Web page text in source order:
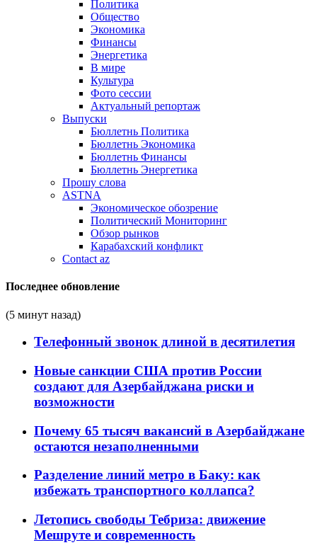
Политика
Общество
Экономика
Финансы
Энергетика
В мире
Культура
Фото сессии
Актуальный репортаж
Выпуски
Бюллетнь Политика
Бюллетнь Экономика
Бюллетнь Финансы
Бюллетнь Энергетика
Прошу слова
ASTNA
Экономическое обозрение
Политический Мониторинг
Обзор рынков
Карабахский конфликт
Contact az
Последнее обновление
(5 минут назад)
Телефонный звонок длиной в десятилетия
Новые санкции США против России
создают для Азербайджана риски и
возможности
Почему 65 тысяч вакансий в Азербайджане
остаются незаполненными
Разделение линий метро в Баку: как
избежать транспортного коллапса?
Летопись свободы Тебриза: движение
Мешруте и современность